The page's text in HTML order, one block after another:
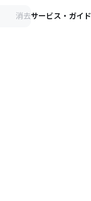
消去サービス・ガイド